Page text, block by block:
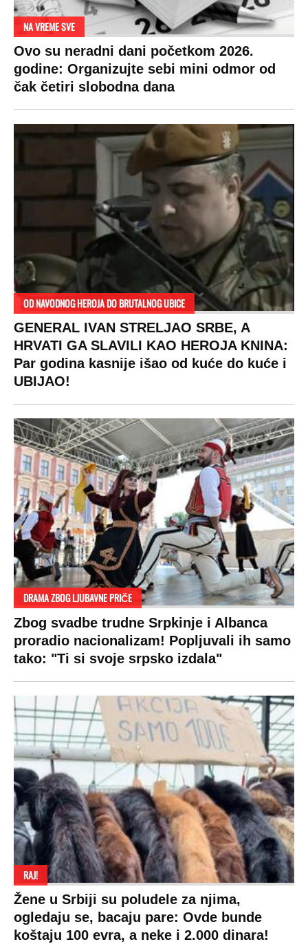
NA VREME SVE
Ovo su neradni dani početkom 2026.
godine: Organizujte sebi mini odmor od
čak četiri slobodna dana
OD NAVODNOG HEROJA DO BRUTALNOG UBICE
GENERAL IVAN STRELJAO SRBE, A
HRVATI GA SLAVILI KAO HEROJA KNINA:
Par godina kasnije išao od kuće do kuće i
UBIJAO!
DRAMA ZBOG LJUBAVNE PRIČE
Zbog svadbe trudne Srpkinje i Albanca
proradio nacionalizam! Popljuvali ih samo
tako: "Ti si svoje srpsko izdala"
RAJ!
Žene u Srbiji su poludele za njima,
ogledaju se, bacaju pare: Ovde bunde
koštaju 100 evra, a neke i 2.000 dinara!